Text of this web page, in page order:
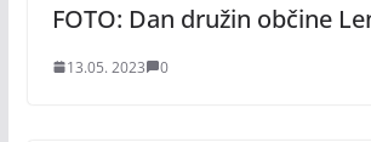
FOTO: Dan družin občine
13.05. 2023 0